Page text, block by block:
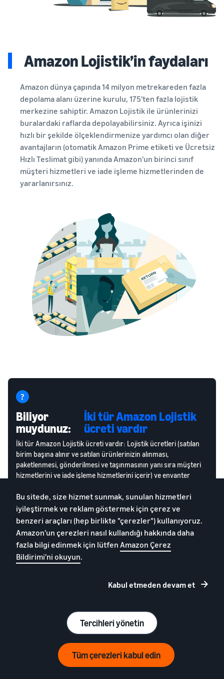
Amazon Lojistik’in faydaları
Amazon dünya çapında 14 milyon metrekareden fazla
depolama alanı üzerine kurulu, 175'ten fazla lojistik
merkezine sahiptir. Amazon Lojistik ile ürünlerinizi
buralardaki raflarda depolayabilirsiniz. Ayrıca işinizi
hızlı bir şekilde ölçeklendirmenize yardımcı olan diğer
avantajların (otomatik Amazon Prime etiketi ve Ücretsiz
Hızlı Teslimat gibi) yanında Amazon'un birinci sınıf
müşteri hizmetleri ve iade işleme hizmetlerinden de
yararlanırsınız.
Biliyor
muydunuz:
İki tür Amazon Lojistik
ücreti vardır
İki tür Amazon Lojistik ücreti vardır: Lojistik ücretleri (satılan
birim başına alınır ve satılan ürünlerinizin alınması,
paketlenmesi, gönderilmesi ve taşınmasının yanı sıra müşteri
hizmetlerini ve iade işleme hizmetlerini içerir) ve envanter
merkezinde tutulan envanterin hacmi esas alınarak hesaplanır).
Amazon Lojistik ücretleri hakkında daha fazla bilgi
Amazon Lojistik nasıl
çalışır?
dönüştürerek Amazon Türkiye'nin
anlaşmalı lojistik merkezine gönderin.
Bu sitede, size hizmet sunmak, sunulan hizmetleri
iyileştirmek ve reklam göstermek için çerez ve
benzeri araçları (hep birlikte "çerezler") kullanıyoruz.
Amazon'un çerezleri nasıl kullandığı hakkında daha
fazla bilgi edinmek için lütfen Amazon Çerez
Bildirimi'ni okuyun.
Kabul etmeden devam et
Tercihleri yönetin
Tüm çerezleri kabul edin